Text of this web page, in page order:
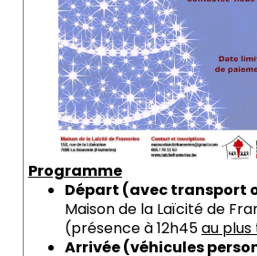
Programme
Départ (avec transport
Maison de la Laïcité de
(présence à 12h45au
Arrivée (véhicules